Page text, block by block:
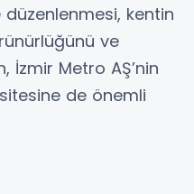
kentin
ve
İzmir Metro AŞ’nin
de önemli